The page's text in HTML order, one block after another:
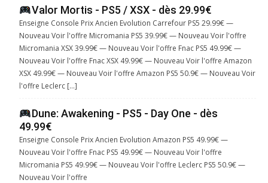
Valor Mortis - PS5 / XSX - dès 29.99€
Enseigne Console Prix Ancien Evolution Carrefour PS5 29.99€ —
Nouveau Voir l'offre Micromania PS5 39.99€ — Nouveau Voir l'offre
Micromania XSX 39.99€ — Nouveau Voir l'offre Fnac PS5 49.99€ —
Nouveau Voir l'offre Fnac XSX 49.99€ — Nouveau Voir l'offre Amazon
XSX 49.99€ — Nouveau Voir l'offre Amazon PS5 50.9€ — Nouveau Voir
l'offre Leclerc […]
Dune: Awakening - PS5 - Day One - dès
49.99€
Enseigne Console Prix Ancien Evolution Amazon PS5 49.99€ —
Nouveau Voir l'offre Fnac PS5 49.99€ — Nouveau Voir l'offre
Micromania PS5 49.99€ — Nouveau Voir l'offre Leclerc PS5 50.9€ —
Nouveau Voir l'offre